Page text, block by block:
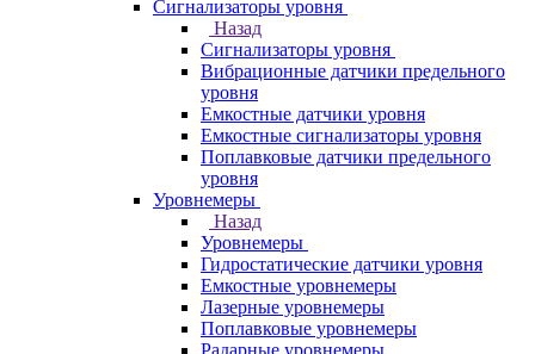
Сигнализаторы уровня
Назад
Сигнализаторы уровня
Вибрационные датчики предельного
уровня
Емкостные датчики уровня
Емкостные сигнализаторы уровня
Поплавковые датчики предельного
уровня
Уровнемеры
Назад
Уровнемеры
Гидростатические датчики уровня
Емкостные уровнемеры
Лазерные уровнемеры
Поплавковые уровнемеры